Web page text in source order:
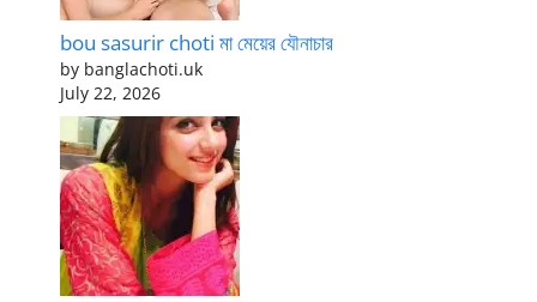
bou sasurir choti মা মেয়ের যৌনাচার
by banglachoti.uk
July 22, 2026